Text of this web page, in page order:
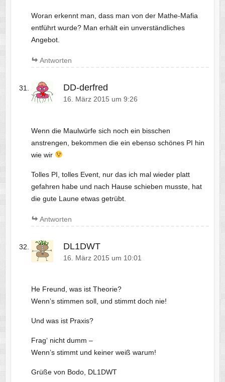
Woran erkennt man, dass man von der Mathe-Mafia
entführt wurde? Man erhält ein unverständliches
Angebot.
Antworten
DD-derfred
16. März 2015 um 9:26
Wenn die Maulwürfe sich noch ein bisschen
anstrengen, bekommen die ein ebenso schönes PI hin
wie wir
Tolles PI, tolles Event, nur das ich mal wieder platt
gefahren habe und nach Hause schieben musste, hat
die gute Laune etwas getrübt.
Antworten
DL1DWT
16. März 2015 um 10:01
He Freund, was ist Theorie?
Wenn’s stimmen soll, und stimmt doch nie!
Und was ist Praxis?
Frag‘ nicht dumm –
Wenn’s stimmt und keiner weiß warum!
Grüße von Bodo, DL1DWT